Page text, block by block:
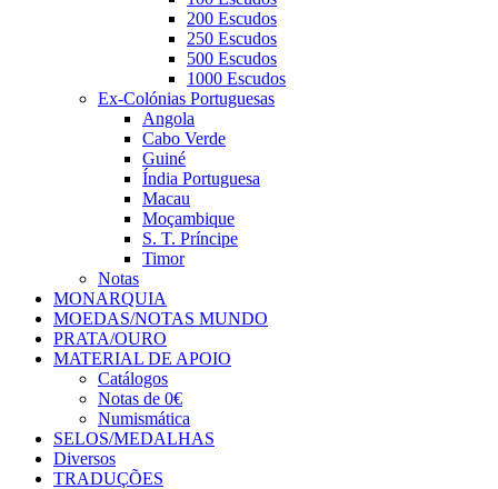
200 Escudos
250 Escudos
500 Escudos
1000 Escudos
Ex-Colónias Portuguesas
Angola
Cabo Verde
Guiné
Índia Portuguesa
Macau
Moçambique
S. T. Príncipe
Timor
Notas
MONARQUIA
MOEDAS/NOTAS MUNDO
PRATA/OURO
MATERIAL DE APOIO
Catálogos
Notas de 0€
Numismática
SELOS/MEDALHAS
Diversos
TRADUÇÕES